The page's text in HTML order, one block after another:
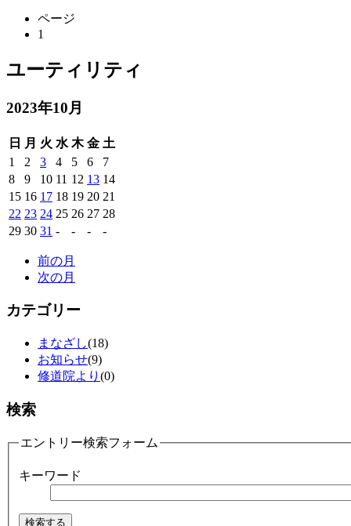
ページ
1
ユーティリティ
2023年10月
日 月 火 水 木 金 土
1
2 3 4 5 6
7
8
9 10 11 12 13 14
15 16 17 18 19 20 21
22 23 24 25 26 27 28
29 30 31 - - - -
前の月
次の月
カテゴリー
まなざし(18)
お知らせ(9)
修道院より (0)
検索
エントリー検索フォーム
キーワード